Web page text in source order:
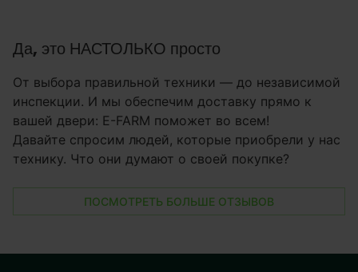
Да, это НАСТОЛЬКО просто
От выбора правильной техники — до независимой
инспекции. И мы обеспечим доставку прямо к
вашей двери: E-FARM поможет во всем!
Давайте спросим людей, которые приобрели у нас
технику. Что они думают о своей покупке?
ПОСМОТРЕТЬ БОЛЬШЕ ОТЗЫВОВ